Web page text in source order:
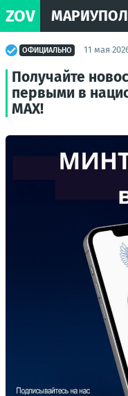
ZOV
ОФИЦИАЛЬНО 11 мая
Получайте
первыми в
МАХ!